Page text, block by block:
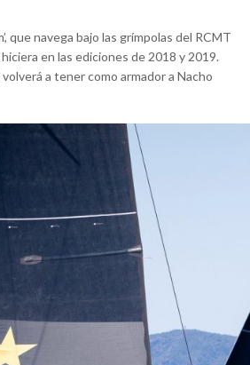
que navega bajo las grímpolas del RCMT
en las ediciones de 2018 y 2019.
a tener como armador a Nacho